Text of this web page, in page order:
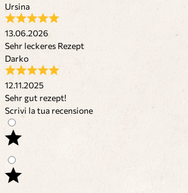
Ursina
13.06.2026
Sehr leckeres Rezept
Darko
12.11.2025
Sehr gut rezept!
Scrivi la tua recensione